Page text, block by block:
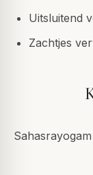
Uitsluitend
Zachtjes
Sahasrayogam